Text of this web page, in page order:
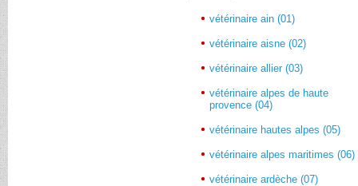
vétérinaire ain (01)
vétérinaire aisne (02)
vétérinaire allier (03)
vétérinaire alpes de haute
provence (04)
vétérinaire hautes alpes (05)
vétérinaire alpes maritimes (06)
vétérinaire ardèche (07)